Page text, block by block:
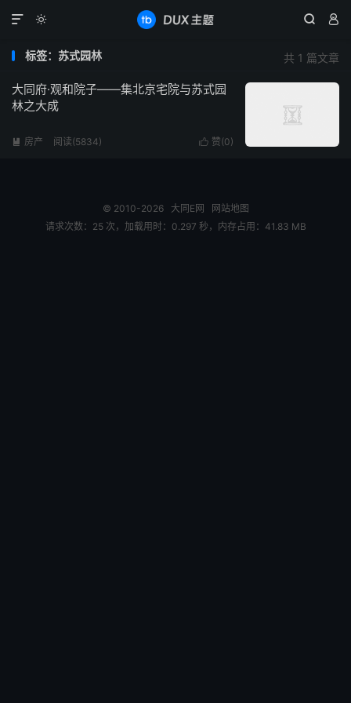
  

共 1 篇文章
标签：苏式园林
大同府·观和院子——集北京宅院与苏式园
林之大成
 赞(0)
 房产 阅读(5834)
© 2010-2026 大同E网
网站地图
请求次数：25 次，加载用时：0.297 秒，内存占用：41.83 MB